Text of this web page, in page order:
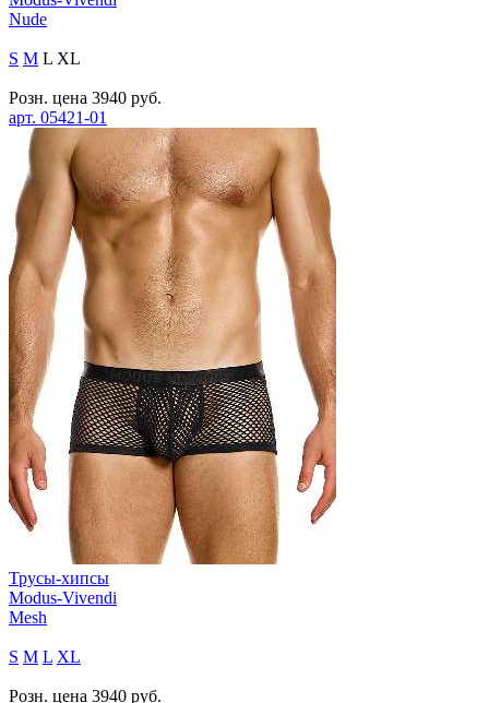
Nude
S M L XL
Розн. цена 3940 руб.
арт. 05421-01
Трусы-хипсы
Modus-Vivendi
Mesh
S M L XL
Розн. цена 3940 руб.